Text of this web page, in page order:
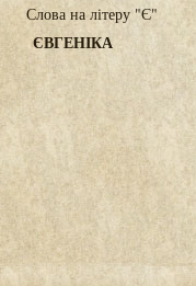
Слова на літеру "Є"
ЄВГЕНІКА